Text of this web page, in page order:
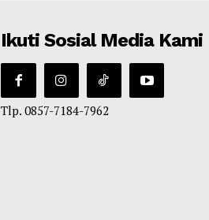
Ikuti Sosial Media Kami
Tlp. 0857-7184-7962